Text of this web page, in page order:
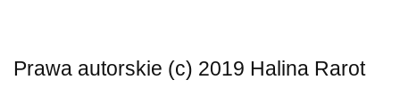
Prawa autorskie (c) 2019 Halina Rarot